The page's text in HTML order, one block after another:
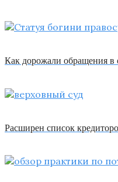
Как дорожали обращения в
Расширен список